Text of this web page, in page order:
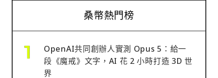
桑幣熱門榜
OpenAI共同創辦人實測 Opus 5：給一
段《魔戒》文字，AI 花 2 小時打造 3D 世
界